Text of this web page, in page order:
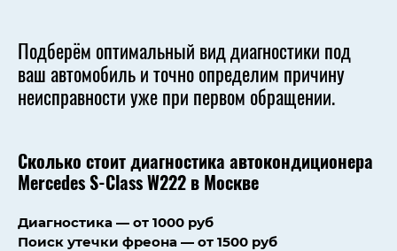
Подберём оптимальный вид диагностики под
ваш автомобиль и точно определим причину
неисправности уже при первом обращении.
Сколько стоит диагностика автокондиционера
Mercedes S-Class W222 в Москве
Диагностика — от 1000 руб
Поиск утечки фреона — от 1500 руб